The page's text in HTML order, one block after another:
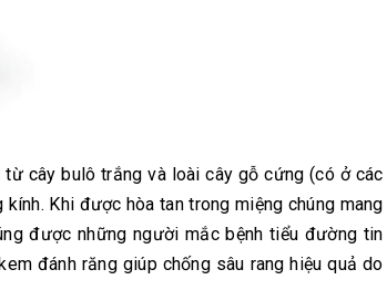
cây bulô trắng và loài cây gỗ cứng (có ở các
Khi được hòa tan trong miệng chúng mang
được những người mắc bệnh tiểu đường tin
đánh răng giúp chống sâu rang hiệu quả do